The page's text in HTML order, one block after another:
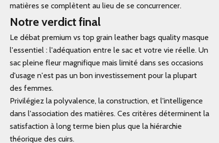
matières se complètent au lieu de se concurrencer.
Notre verdict final
Le débat premium vs top grain leather bags quality masque
l'essentiel : l'adéquation entre le sac et votre vie réelle. Un
sac pleine fleur magnifique mais limité dans ses occasions
d'usage n'est pas un bon investissement pour la plupart
des femmes.
Privilégiez la polyvalence, la construction, et l'intelligence
dans l'association des matières. Ces critères déterminent la
satisfaction à long terme bien plus que la hiérarchie
théorique des cuirs.